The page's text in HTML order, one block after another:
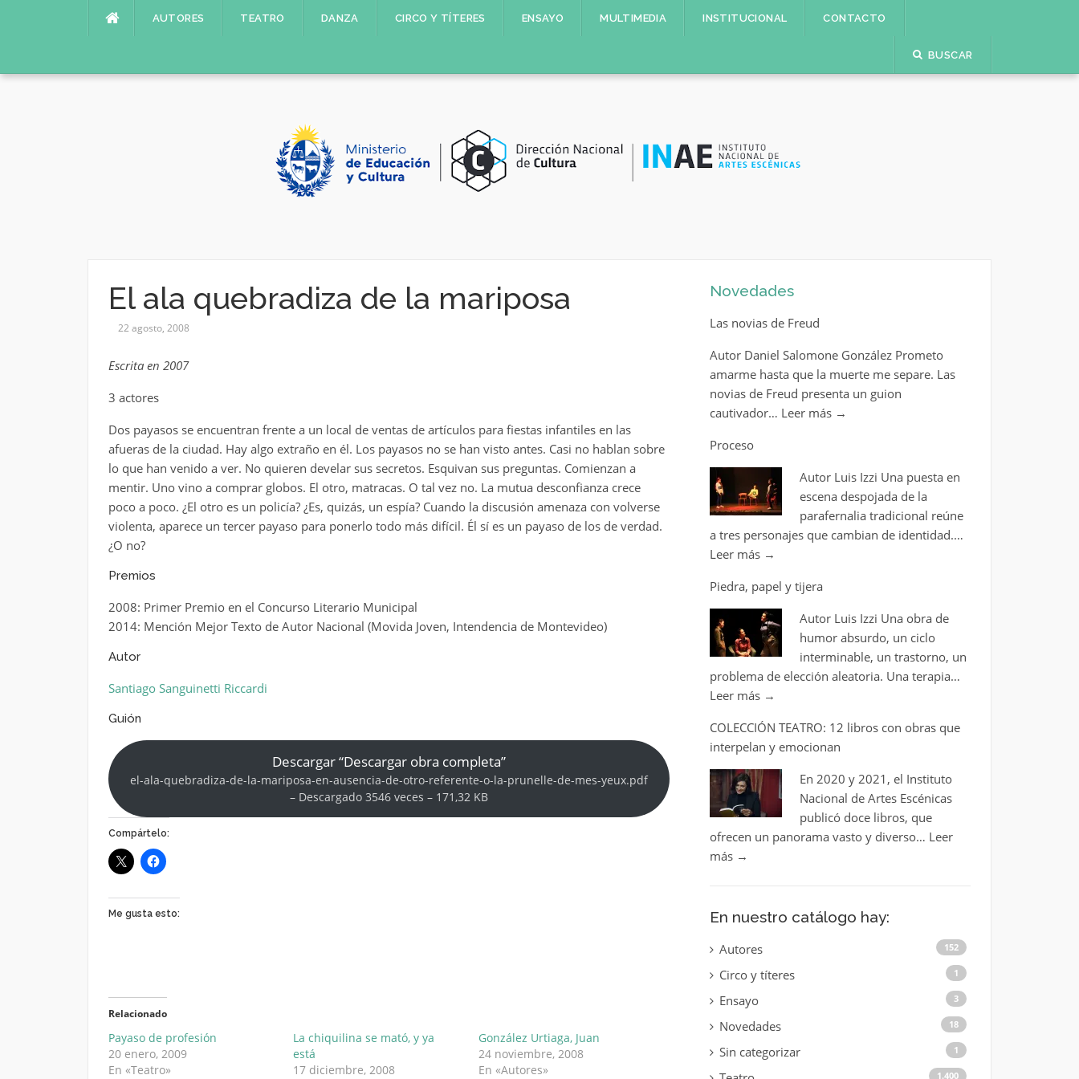
AUTORES TEATRO DANZA CIRCO Y TÍTERES ENSAYO MULTIMEDIA INSTITUCIONAL CONTACTO
BUSCAR
El ala quebradiza de la mariposa
22 agosto, 2008
Escrita en 2007
3 actores
Dos payasos se encuentran frente a un local de ventas de artículos para fiestas infantiles en las
afueras de la ciudad. Hay algo extraño en él. Los payasos no se han visto antes. Casi no hablan sobre
lo que han venido a ver. No quieren develar sus secretos. Esquivan sus preguntas. Comienzan a
mentir. Uno vino a comprar globos. El otro, matracas. O tal vez no. La mutua desconfianza crece
poco a poco. ¿El otro es un policía? ¿Es, quizás, un espía? Cuando la discusión amenaza con volverse
violenta, aparece un tercer payaso para ponerlo todo más difícil. Él sí es un payaso de los de verdad.
¿O no?
Premios
2008: Primer Premio en el Concurso Literario Municipal
2014: Mención Mejor Texto de Autor Nacional (Movida Joven, Intendencia de Montevideo)
Autor
Santiago Sanguinetti Riccardi
Guión
Descargar “Descargar obra completa”
el-ala-quebradiza-de-la-mariposa-en-ausencia-de-otro-referente-o-la-prunelle-de-mes-yeux.pdf
– Descargado 3546 veces – 171,32 KB
Compártelo:
Me gusta esto:
Relacionado
Payaso de profesión
20 enero, 2009
En «Teatro»
La chiquilina se mató, y ya
está
17 diciembre, 2008
González Urtiaga, Juan
24 noviembre, 2008
En «Autores»
Novedades
Las novias de Freud
Autor Daniel Salomone González Prometo
amarme hasta que la muerte me separe. Las
novias de Freud presenta un guion
cautivador… Leer más →
Proceso
Autor Luis Izzi Una puesta en
escena despojada de la
parafernalia tradicional reúne
a tres personajes que cambian de identidad.…
Leer más →
Piedra, papel y tijera
Autor Luis Izzi Una obra de
humor absurdo, un ciclo
interminable, un trastorno, un
problema de elección aleatoria. Una terapia…
Leer más →
COLECCIÓN TEATRO: 12 libros con obras que
interpelan y emocionan
En 2020 y 2021, el Instituto
Nacional de Artes Escénicas
publicó doce libros, que
ofrecen un panorama vasto y diverso… Leer
más →
En nuestro catálogo hay:
Autores 152
Circo y títeres 1
Ensayo 3
Novedades 18
Sin categorizar 1
1.400